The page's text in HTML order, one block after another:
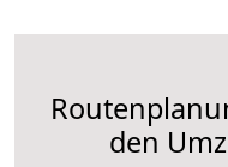
den